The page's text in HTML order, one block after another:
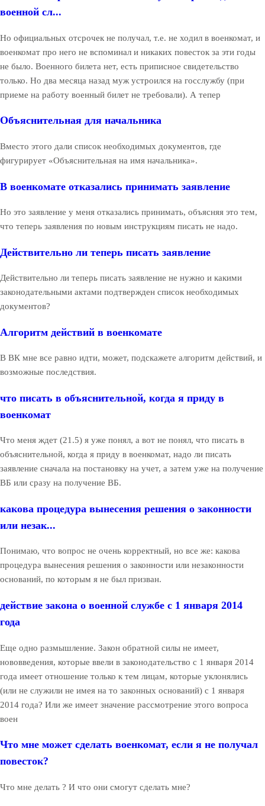
военной сл...
Но официальных отсрочек не получал, т.е. не ходил в военкомат, и
военкомат про него не вспоминал и никаких повесток за эти годы
не было. Военного билета нет, есть приписное свидетельство
только. Но два месяца назад муж устроился на госслужбу (при
приеме на работу военный билет не требовали). А тепер
Объяснительная для начальника
Вместо этого дали список необходимых документов, где
фигурирует «Объяснительная на имя начальника».
В военкомате отказались принимать заявление
Но это заявление у меня отказались принимать, объясняя это тем,
что теперь заявления по новым инструкциям писать не надо.
Действительно ли теперь писать заявление
Действительно ли теперь писать заявление не нужно и какими
законодательными актами подтвержден список необходимых
документов?
Алгоритм действий в военкомате
В ВК мне все равно идти, может, подскажете алгоритм действий, и
возможные последствия.
что писать в объяснительной, когда я приду в
военкомат
Что меня ждет (21.5) я уже понял, а вот не понял, что писать в
объяснительной, когда я приду в военкомат, надо ли писать
заявление сначала на постановку на учет, а затем уже на получение
ВБ или сразу на получение ВБ.
какова процедура вынесения решения о законности
или незак...
Понимаю, что вопрос не очень корректный, но все же: какова
процедура вынесения решения о законности или незаконности
оснований, по которым я не был призван.
действие закона о военной службе с 1 января 2014
года
Еще одно размышление. Закон обратной силы не имеет,
нововведения, которые ввели в законодательство с 1 января 2014
года имеет отношение только к тем лицам, которые уклонялись
(или не служили не имея на то законных оснований) с 1 января
2014 года? Или же имеет значение рассмотрение этого вопроса
воен
Что мне может сделать военкомат, если я не получал
повесток?
Что мне делать ? И что они смогут сделать мне?